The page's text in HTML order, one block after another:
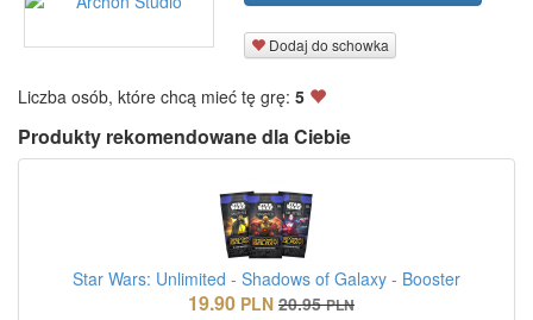
Dodaj do schowka
Liczba osób, które chcą mieć tę grę: 5
Produkty rekomendowane dla Ciebie
Star Wars: Unlimited - Shadows of Galaxy - Booster
19.90 PLN 20.95 PLN